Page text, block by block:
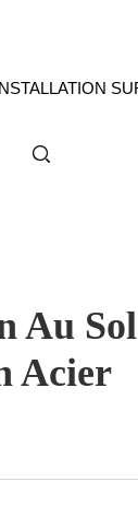
Au
Acier